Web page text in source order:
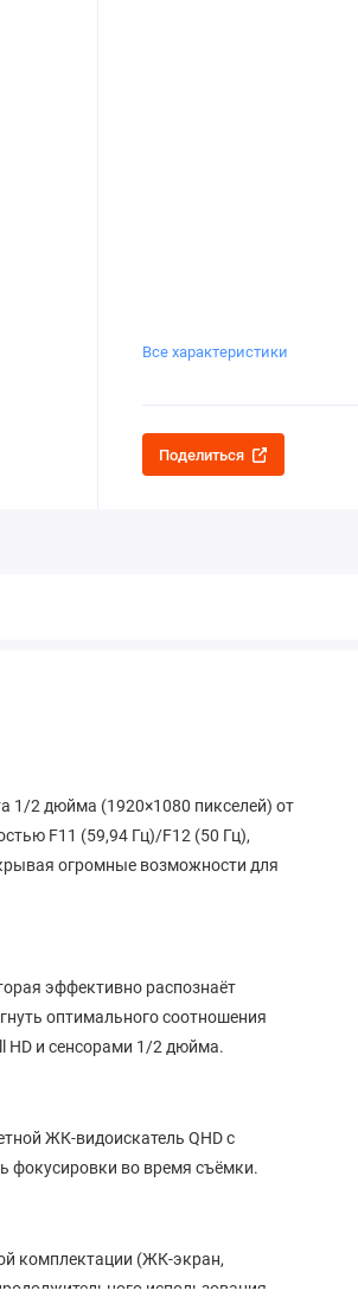
Все характеристики
Поделиться
1/2 дюйма (1920×1080 пикселей) от
F11 (59,94 Гц)/F12 (50 Гц),
огромные возможности для
эффективно распознаёт
оптимального соотношения
HD и сенсорами 1/2 дюйма.
ЖК-видоискатель QHD с
фокусировки во время съёмки.
комплектации (ЖК-экран,
использования.